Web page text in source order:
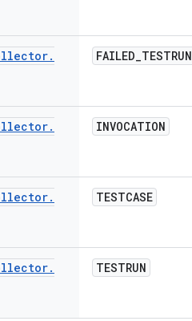
.
FAILED_TESTRUN
.
INVOCATION
.
TESTCASE
.
TESTRUN